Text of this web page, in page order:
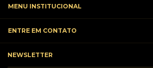
MENU INSTITUCIONAL
ENTRE EM CONTATO
NEWSLETTER